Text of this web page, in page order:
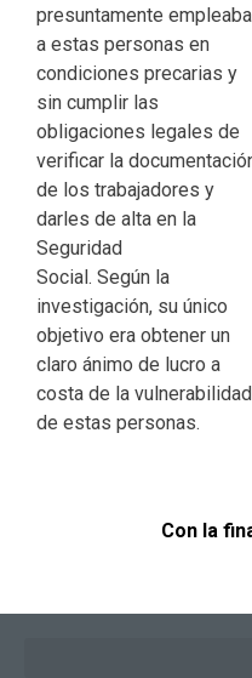
presuntamente empleaba
a estas personas en
condiciones precarias y
sin cumplir las
obligaciones legales de
verificar la
de los trabajadores y
darles de alta en la
Seguridad
Social. Según la
investigación, su único
objetivo era obtener un
claro ánimo de lucro a
costa de la vulnerabilidad
de estas personas.
Con la